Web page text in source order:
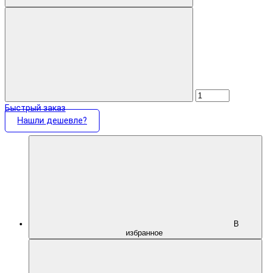
Быстрый заказ
Нашли дешевле?
В
избранное